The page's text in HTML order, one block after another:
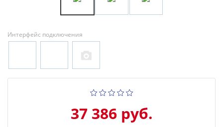
Интерфейс подключения
37 386 руб.